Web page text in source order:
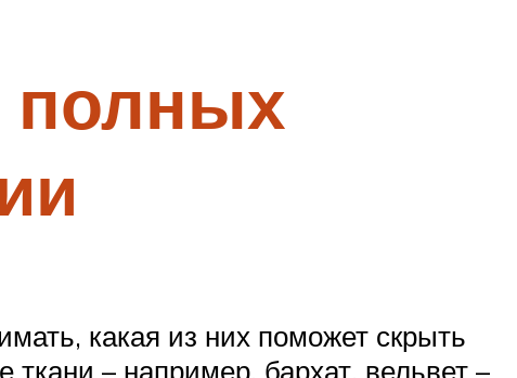
полных
какая из них поможет скрыть
– например, бархат, вельвет –